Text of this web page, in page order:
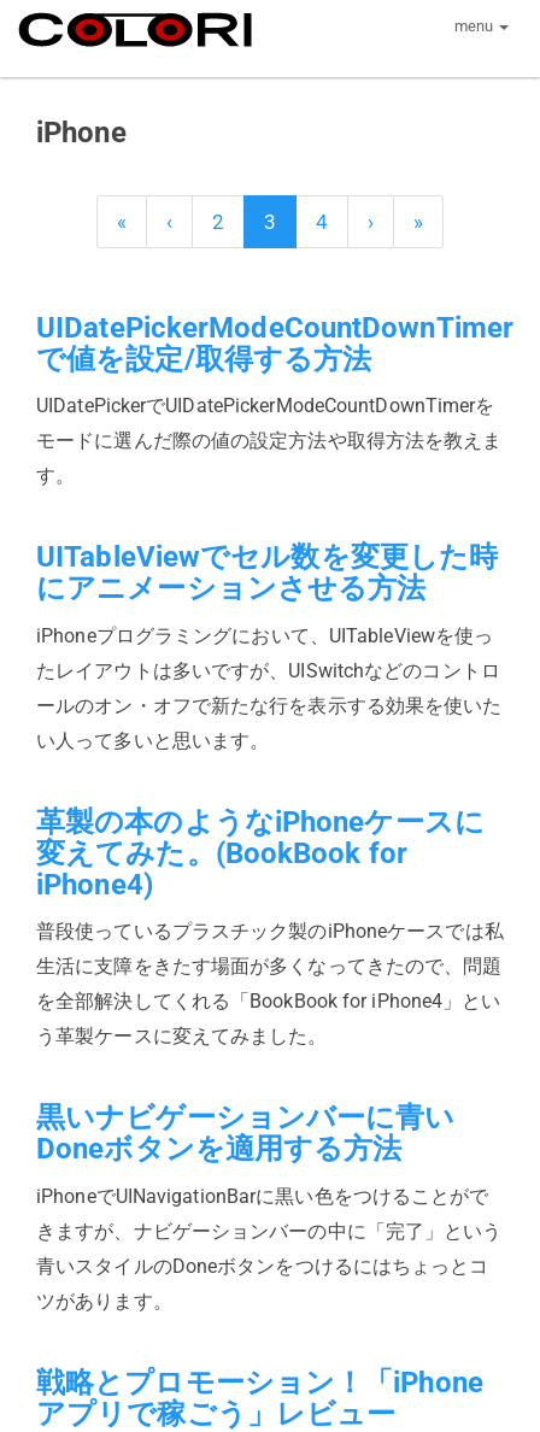
menu
iPhone
« ‹ 2 3 4 › »
UIDatePickerModeCountDownTimer
で値を設定/取得する方法
UIDatePickerでUIDatePickerModeCountDownTimerを
モードに選んだ際の値の設定方法や取得方法を教えま
す。
UITableViewでセル数を変更した時
にアニメーションさせる方法
iPhoneプログラミングにおいて、UITableViewを使っ
たレイアウトは多いですが、UISwitchなどのコントロ
ールのオン・オフで新たな行を表示する効果を使いた
い人って多いと思います。
革製の本のようなiPhoneケースに
変えてみた。(BookBook for
iPhone4)
普段使っているプラスチック製のiPhoneケースでは私
生活に支障をきたす場面が多くなってきたので、問題
を全部解決してくれる「BookBook for iPhone4」とい
う革製ケースに変えてみました。
黒いナビゲーションバーに青い
Doneボタンを適用する方法
iPhoneでUINavigationBarに黒い色をつけることがで
きますが、ナビゲーションバーの中に「完了」という
青いスタイルのDoneボタンをつけるにはちょっとコ
ツがあります。
戦略とプロモーション！「iPhone
アプリで稼ごう」レビュー